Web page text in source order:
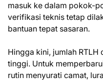
masuk ke dalam pokok-
verifikasi teknis tetap
bantuan tepat sasaran.
Hingga kini, jumlah RTLH
tinggi. Untuk
rutin menyurati camat,